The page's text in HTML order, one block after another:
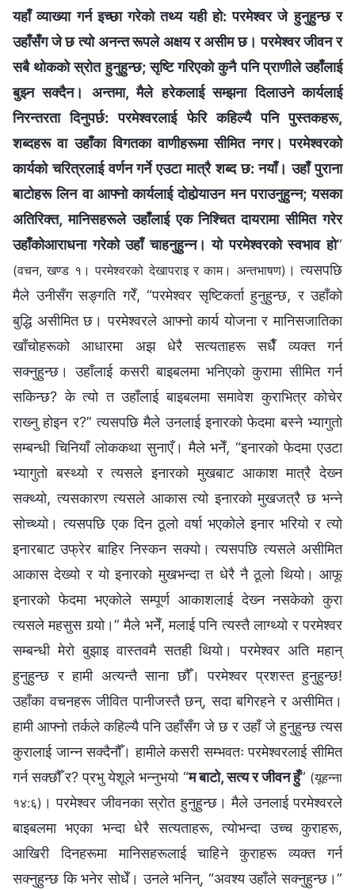
यहाँ व्याख्या गर्न इच्छा गरेको तथ्य यही हो: परमेश्‍वर जे हुनुहुन्छ र
उहाँसँग जे छ त्यो अनन्त रूपले अक्षय र असीम छ। परमेश्‍वर जीवन र
सबै थोकको स्रोत हुनुहुन्छ; सृष्टि गरिएको कुनै पनि प्राणीले उहाँलाई
बुझ्‍न सक्दैन। अन्तमा, मैले हरेकलाई सम्झना दिलाउने कार्यलाई
निरन्तरता दिनुपर्छ: परमेश्‍वरलाई फेरि कहिल्यै पनि पुस्तकहरू,
शब्दहरू वा उहाँका विगतका वाणीहरूमा सीमित नगर। परमेश्‍वरको
कार्यको चरित्रलाई वर्णन गर्ने एउटा मात्रै शब्द छ: नयाँ। उहाँ पुराना
बाटोहरू लिन वा आफ्नो कार्यलाई दोहोर्‍याउन मन पराउनुहुन्‍न; यसका
अतिरिक्त, मानिसहरूले उहाँलाई एक निश्‍चित दायरामा सीमित गरेर
उहाँकोआराधना गरेको उहाँ चाहनुहुन्‍न। यो परमेश्‍वरको स्वभाव हो”
(वचन, खण्ड १। परमेश्‍वरको देखापराइ र काम। अन्तभाषण) । त्यसपछि
मैले उनीसँग सङ्गति गरेँ, “परमेश्‍वर सृष्टिकर्ता हुनुहुन्छ, र उहाँको
बुद्धि असीमित छ। परमेश्‍वरले आफ्नो कार्य योजना र मानिसजातिका
खाँचोहरूको आधारमा अझ धेरै सत्यताहरू सधैँ व्यक्त गर्न
सक्‍नुहुन्छ। उहाँलाई कसरी बाइबलमा भनिएको कुरामा सीमित गर्न
सकिन्छ? के त्यो त उहाँलाई बाइबलमा समावेश कुराभित्र कोचेर
राख्‍नु होइन र?” त्यसपछि मैले उनलाई इनारको फेदमा बस्‍ने भ्यागुतो
सम्‍बन्धी चिनियाँ लोककथा सुनाएँ। मैले भनेँ, “इनारको फेदमा एउटा
भ्यागुतो बस्थ्यो र त्यसले इनारको मुखबाट आकाश मात्रै देख्‍न
सक्थ्यो, त्यसकारण त्यसले आकास त्यो इनारको मुखजत्रै छ भन्‍ने
सोच्थ्यो। त्यसपछि एक दिन ठूलो वर्षा भएकोले इनार भरियो र त्यो
इनारबाट उफ्रेर बाहिर निस्कन सक्यो। त्यसपछि त्यसले असीमित
आकास देख्यो र यो इनारको मुखभन्दा त धेरै नै ठूलो थियो। आफू
इनारको फेदमा भएकोले सम्पूर्ण आकाशलाई देख्‍न नसकेको कुरा
त्यसले महसुस गर्‍यो।” मैले भनेँ, मलाई पनि त्यस्तै लाग्थ्यो र परमेश्‍वर
सम्‍बन्धी मेरो बुझाइ वास्तवमै सतही थियो। परमेश्‍वर अति महान्
हुनुहुन्छ र हामी अत्यन्तै साना छौँ। परमेश्‍वर प्रशस्‍त हुनुहुन्छ!
उहाँका वचनहरू जीवित पानीजस्तै छन्, सदा बगिरहने र असीमित।
हामी आफ्नो तर्कले कहिल्यै पनि उहाँसँग जे छ र उहाँ जे हुनुहुन्छ त्यस
कुरालाई जान्‍न सक्दैनौँ। हामीले कसरी सम्भवतः परमेश्‍वरलाई सीमित
गर्न सक्छौँ र? प्रभु येशूले भन्नुभयो “म बाटो, सत्य र जीवन हुँ” (यूहन्‍ना
१४:६) । परमेश्‍वर जीवनका स्रोत हुनुहुन्छ। मैले उनलाई परमेश्‍वरले
बाइबलमा भएका भन्दा धेरै सत्यताहरू, त्योभन्दा उच्‍च कुराहरू,
आखिरी दिनहरूमा मानिसहरूलाई चाहिने कुराहरू व्यक्त गर्न
सक्‍नुहुन्छ कि भनेर सोधेँ। उनले भनिन्, “अवश्य उहाँले सक्‍नुहुन्छ।”